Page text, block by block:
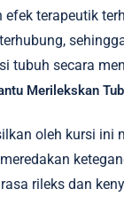
terapeutik
tubuh secara
Merilekskan
oleh kursi ini
rileks dan